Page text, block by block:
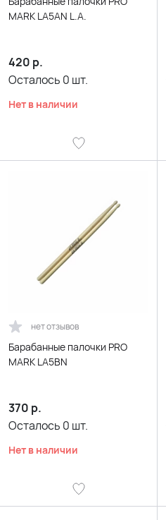
MARK LA5AN L.A.
420 р.
Осталось 0 шт.
Нет в наличии
нет отзывов
Барабанные палочки PRO
MARK LA5BN
370 р.
Осталось 0 шт.
Нет в наличии